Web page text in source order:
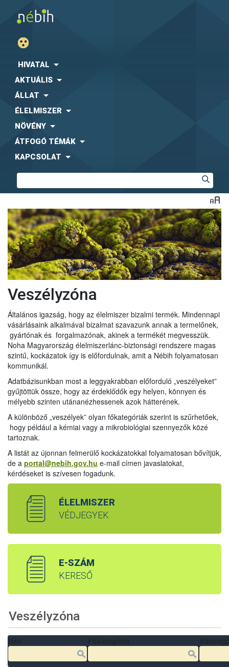
HIVATAL
AKTUÁLIS
ÁLLAT
ÉLELMISZER
NÖVÉNY
ÁTFOGÓ TÉMÁK
KAPCSOLAT
Veszélyzóna
Általános igazság, hogy az élelmiszer bizalmi termék. Mindennapi
vásárlásaink alkalmával bizalmat szavazunk annak a termelőnek,
gyártónak és forgalmazónak, akinek a termékét megvesszük.
Noha Magyarország élelmiszerlánc-biztonsági rendszere magas
szintű, kockázatok így is előfordulnak, amit a Nébih folyamatosan
kommunikál.
Adatbázisunkban most a leggyakrabban előforduló „veszélyeket”
gyűjtöttük össze, hogy az érdeklődők egy helyen, könnyen és
mélyebb szinten utánanézhessenek azok hátterének.
A különböző „veszélyek” olyan főkategóriák szerint is szűrhetőek,
hogy például a kémiai vagy a mikrobiológiai szennyezők közé
tartoznak.
A listát az újonnan felmerülő kockázatokkal folyamatosan bővítjük,
de a portal@nebih.gov.hu e-mail címen javaslatokat,
kérdéseket is szívesen fogadunk.
ÉLELMISZER
VÉDJEGYEK
E-SZÁM
KERESŐ
Veszélyzóna